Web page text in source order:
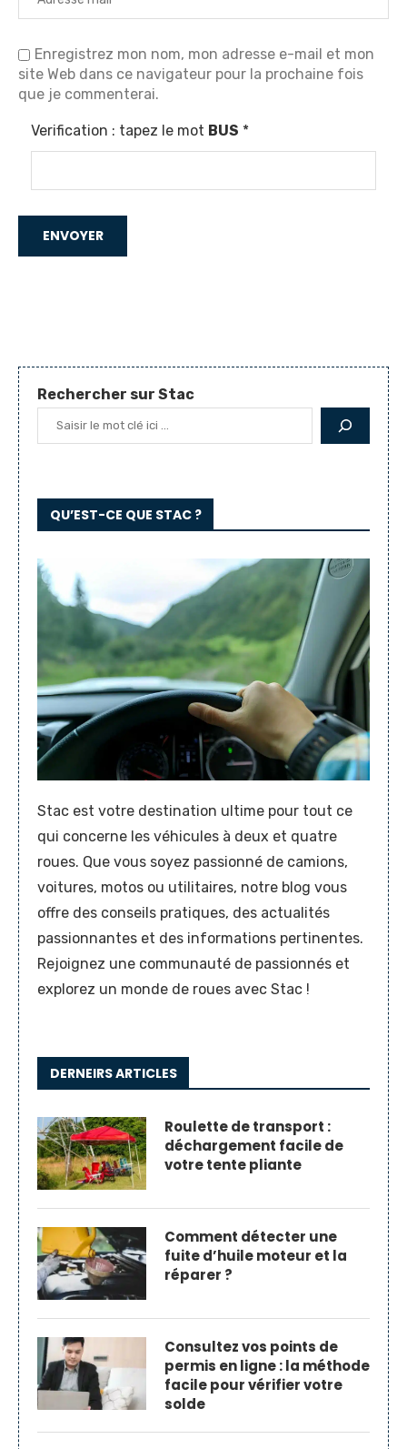
Enregistrez mon nom, mon adresse e-mail et mon
site Web dans ce navigateur pour la prochaine fois
que je commenterai.
Verification : tapez le mot BUS *
Rechercher sur Stac
QU’EST-CE QUE STAC ?
Stac est votre destination ultime pour tout ce
qui concerne les véhicules à deux et quatre
roues. Que vous soyez passionné de camions,
voitures, motos ou utilitaires, notre blog vous
offre des conseils pratiques, des actualités
passionnantes et des informations pertinentes.
Rejoignez une communauté de passionnés et
explorez un monde de roues avec Stac !
DERNEIRS ARTICLES
Roulette de transport :
déchargement facile de
votre tente pliante
Comment détecter une
fuite d’huile moteur et la
réparer ?
Consultez vos points de
permis en ligne : la méthode
facile pour vérifier votre
solde